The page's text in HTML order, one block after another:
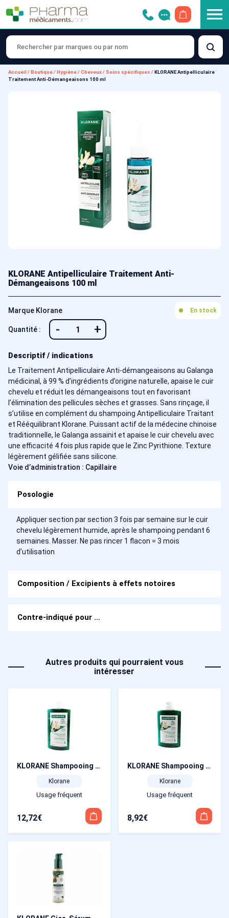
Accueil / Boutique/ Hygiène/Cheveux/Soins spécifiques / KLORANE Antipelliculaire
Traitement Anti-Démangeaisons 100 ml
KLORANE Antipelliculaire Traitement Anti-
Démangeaisons 100 ml
Marque Klorane En stock
Quantité : - +
Descriptif / indications
Le Traitement Antipelliculaire Anti-démangeaisons au Galanga
médicinal, à 99 % d’ingrédients d’origine naturelle, apaise le cuir
chevelu et réduit les démangeaisons tout en favorisant
l’élimination des pellicules sèches et grasses. Sans rinçage, il
s’utilise en complément du shampoing Antipelliculaire Traitant
et Rééquilibrant Klorane. Puissant actif de la médecine chinoise
traditionnelle, le Galanga assainit et apaise le cuir chevelu avec
une efficacité 4 fois plus rapide que le Zinc Pyrithione. Texture
légèrement gélifiée sans silicone.
Voie d’administration : Capillaire
Posologie
Appliquer section par section 3 fois par semaine sur le cuir
chevelu légèrement humide, après le shampoing pendant 6
semaines. Masser. Ne pas rincer 1 flacon = 3 mois
d’utilisation
Composition / Excipients à effets notoires
Contre-indiqué pour …
Autres produits qui pourraient vous
intéresser
KLORANE Shampooing Antipelliculaire Traitant et Rééquilibrant au Galanga 400 ml
Klorane
Usage fréquent
12,72€
KLORANE Shampooing Antipelliculaire Traitant et Rééquilibrant au Galanga 200 ml
Klorane
Usage fréquent
8,92€